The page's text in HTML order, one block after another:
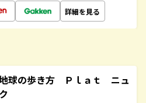
詳細を見る
球の歩き方 Ｐｌａｔ ニュ